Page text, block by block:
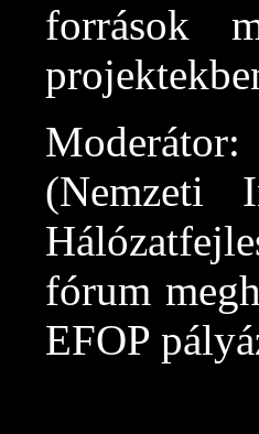
források
(Nemzeti
fórum
EFOP